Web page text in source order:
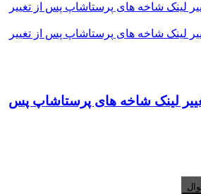
لینک شاخه های پرستاشاپ پس